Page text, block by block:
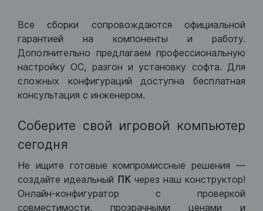
Все сборки сопровождаются официальной
гарантией на компоненты и работу.
Дополнительно предлагаем профессиональную
настройку ОС, разгон и установку софта. Для
сложных конфигураций доступна бесплатная
консультация с инженером.
Соберите свой игровой компьютер
сегодня
Не ищите готовые компромиссные решения —
создайте идеальный ПК через наш конструктор!
Онлайн-конфигуратор с проверкой
совместимости, прозрачными ценами и